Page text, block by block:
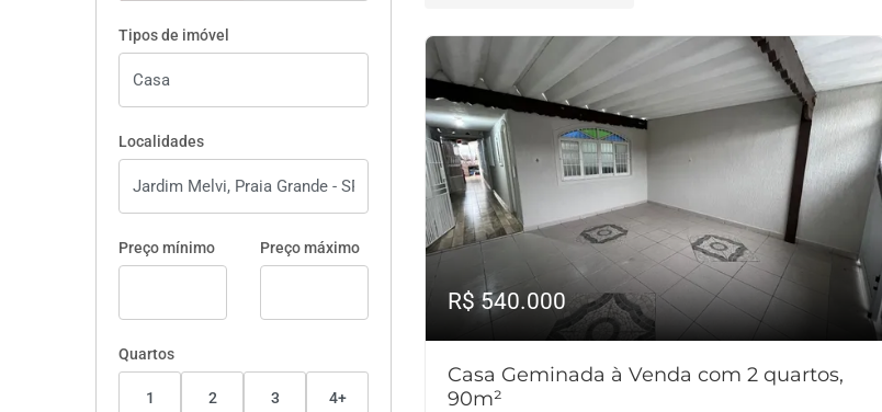
Tipos de imóvel
Localidades
Preço mínimo Preço máximo
Quartos
1 2 3 4+
R$ 540.000
Casa Geminada à Venda com 2 quartos,
90m²